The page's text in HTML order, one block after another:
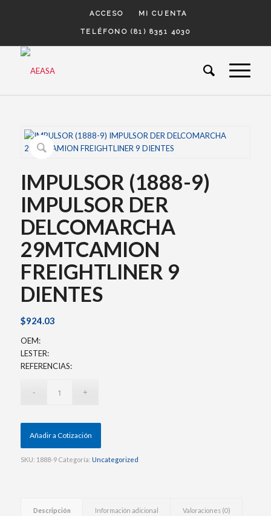
ACCESO MI CUENTA
TELÉFONO (81) 8351 4030
IMPULSOR (1888-9)
IMPULSOR DER
DELCOMARCHA
29MTCAMION
FREIGHTLINER 9
DIENTES
$924.03
OEM:
LESTER:
REFERENCIAS:
Añadir a Cotización
SKU: 1888-9 Categoría: Uncategorized
Descripción Información adicional Valoraciones (0)